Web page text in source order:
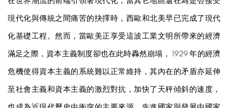
現代化與傳統之間痛苦的抉擇時，西歐和北美早已完成了現代
化基礎工程。然而，當歐美正享受這波工業文明所帶來的經濟
滿足之際，資本主義制度卻也在此時轟然崩塌， 1929 年的經濟
危機使得資本主義的系統難以正常維持，其內在的矛盾亦延伸
至社會主義和資本主義的激烈對抗，加快了天秤傾斜的速度，